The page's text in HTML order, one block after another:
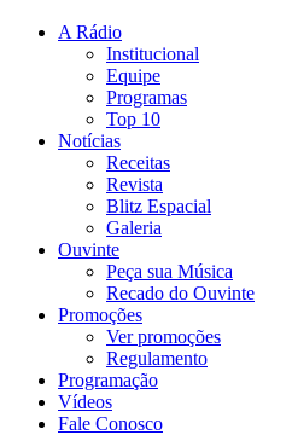
A Rádio
Institucional
Equipe
Programas
Top 10
Notícias
Receitas
Revista
Blitz Espacial
Galeria
Ouvinte
Peça sua Música
Recado do Ouvinte
Promoções
Ver promoções
Regulamento
Programação
Vídeos
Fale Conosco